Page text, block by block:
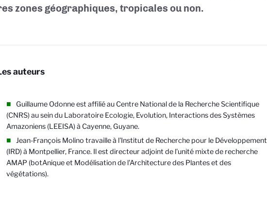
zones géographiques, tropicales ou non.
auteurs
Guillaume Odonne est affilié au Centre National de la Recherche Scientifique
(CNRS) au sein du Laboratoire Ecologie, Evolution, Interactions des Systèmes
Amazoniens (LEEISA) à Cayenne, Guyane.
Jean-François Molino travaille à l'Institut de Recherche pour le Développement
(IRD) à Montpellier, France. Il est directeur adjoint de l'unité mixte de recherche
AMAP (botAnique et Modélisation de l'Architecture des Plantes et des
végétations).